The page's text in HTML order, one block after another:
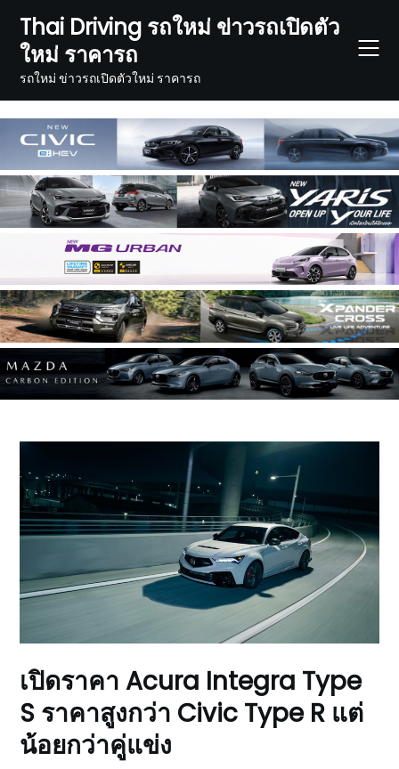
content
Thai Driving รถใหม่ ข่าวรถเปิดตัว
ใหม่ ราคารถ
รถใหม่ ข่าวรถเปิดตัวใหม่ ราคารถ
เปิดราคา Acura Integra Type
S ราคาสูงกว่า Civic Type R แต่
น้อยกว่าคู่แข่ง